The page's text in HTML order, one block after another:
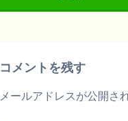
コメントを残す
メールアドレスが公開さ